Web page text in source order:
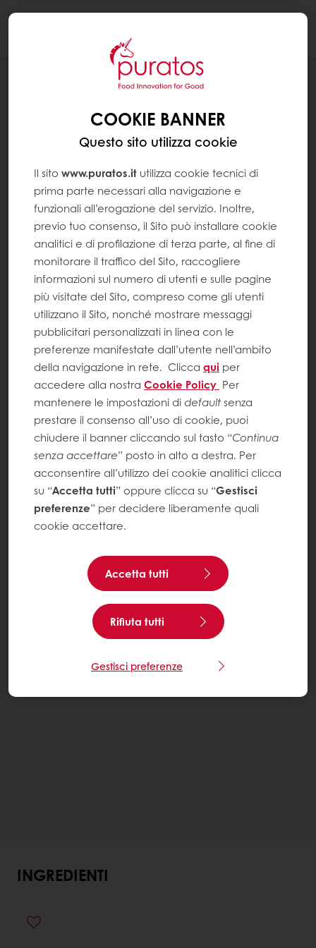
CON LIEVITO MADRE
INGREDIENTI
COOKIE BANNER
Questo sito utilizza cookie
Il sito www.puratos.it utilizza cookie tecnici di
prima parte necessari alla navigazione e
funzionali all’erogazione del servizio. Inoltre,
previo tuo consenso, il Sito può installare cookie
analitici e di profilazione di terza parte, al fine di
monitorare il traffico del Sito, raccogliere
informazioni sul numero di utenti e sulle pagine
più visitate del Sito, compreso come gli utenti
utilizzano il Sito, nonché mostrare messaggi
pubblicitari personalizzati in linea con le
preferenze manifestate dall’utente nell’ambito
della navigazione in rete. Clicca qui per
accedere alla nostra Cookie Policy Per
mantenere le impostazioni didefaultsenza
prestare il consenso all’uso di cookie, puoi
chiudere il banner cliccando sul tasto “Continua
senza accettare” posto in alto a destra. Per
acconsentire all’utilizzo dei cookie analitici clicca
su “Accetta tutti” oppure clicca su “Gestisci
preferenze” per decidere liberamente quali
cookie accettare.
Accetta tutti
Rifiuta tutti
Gestisci preferenze